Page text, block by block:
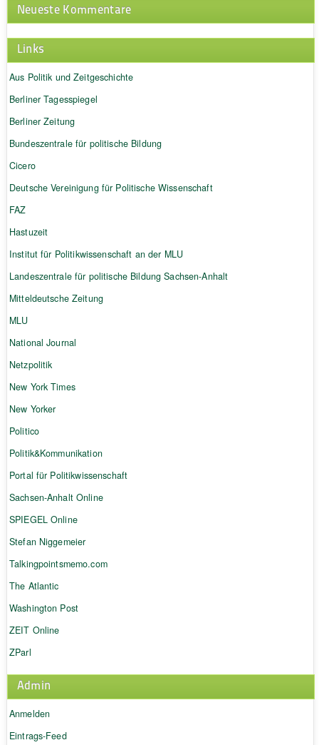
Neueste Kommentare
Links
Aus Politik und Zeitgeschichte
Berliner Tagesspiegel
Berliner Zeitung
Bundeszentrale für politische Bildung
Cicero
Deutsche Vereinigung für Politische Wissenschaft
FAZ
Hastuzeit
Institut für Politikwissenschaft an der MLU
Landeszentrale für politische Bildung Sachsen-Anhalt
Mitteldeutsche Zeitung
MLU
National Journal
Netzpolitik
New York Times
New Yorker
Politico
Politik&Kommunikation
Portal für Politikwissenschaft
Sachsen-Anhalt Online
SPIEGEL Online
Stefan Niggemeier
Talkingpointsmemo.com
The Atlantic
Washington Post
ZEIT Online
ZParl
Admin
Anmelden
Eintrags-Feed